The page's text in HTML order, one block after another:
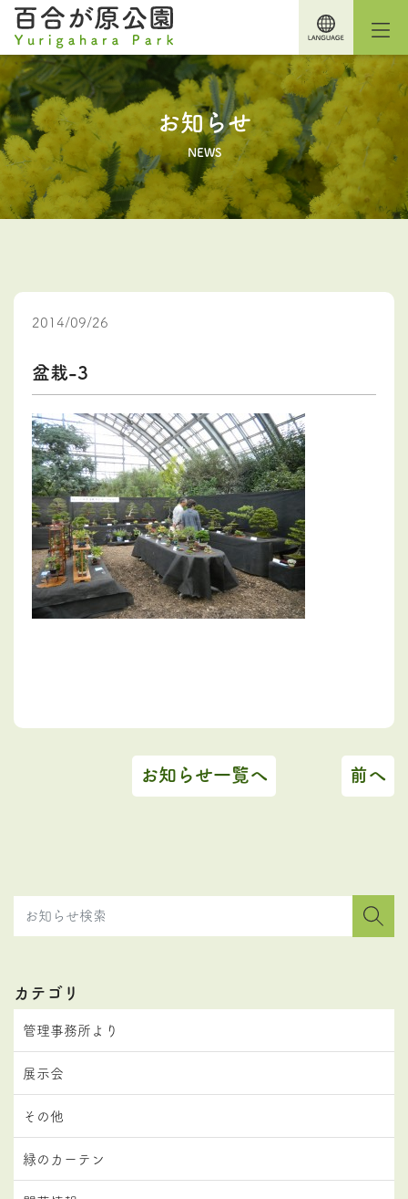
お知らせ
NEWS
2014/09/26
盆栽-3
お知らせ一覧へ 前へ
カテゴリ
管理事務所より
展示会
その他
緑のカーテン